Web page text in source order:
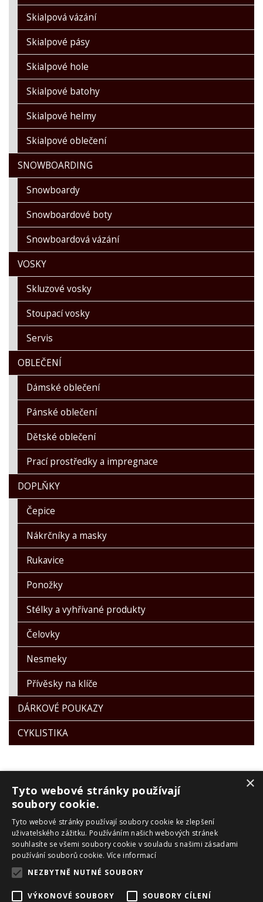
Skialpová vázání
Skialpové pásy
Skialpové hole
Skialpové batohy
Skialpové helmy
Skialpové oblečení
SNOWBOARDING
Snowboardy
Snowboardové boty
Snowboardová vázání
VOSKY
Skluzové vosky
Stoupací vosky
Servis
OBLEČENÍ
Dámské oblečení
Pánské oblečení
Dětské oblečení
Prací prostředky a impregnace
DOPLŇKY
Čepice
Nákrčníky a masky
Rukavice
Ponožky
Stélky a vyhřívané produkty
Čelovky
Nesmeky
Přívěsky na klíče
DÁRKOVÉ POUKAZY
CYKLISTIKA
PRO ZÁKAZNÍKY
Obchodní podmínky
Reklamační řád
Zpracování OU
×
Tyto webové stránky používají
soubory cookie.
Tyto webové stránky používají soubory cookie ke zlepšení
uživatelského zážitku. Používáním našich webových stránek
souhlasíte se všemi soubory cookie v souladu s našimi zásadami
používání souborů cookie. Více informací
NEZBYTNĚ NUTNÉ SOUBORY
VÝKONOVÉ SOUBORY SOUBORY CÍLENÍ